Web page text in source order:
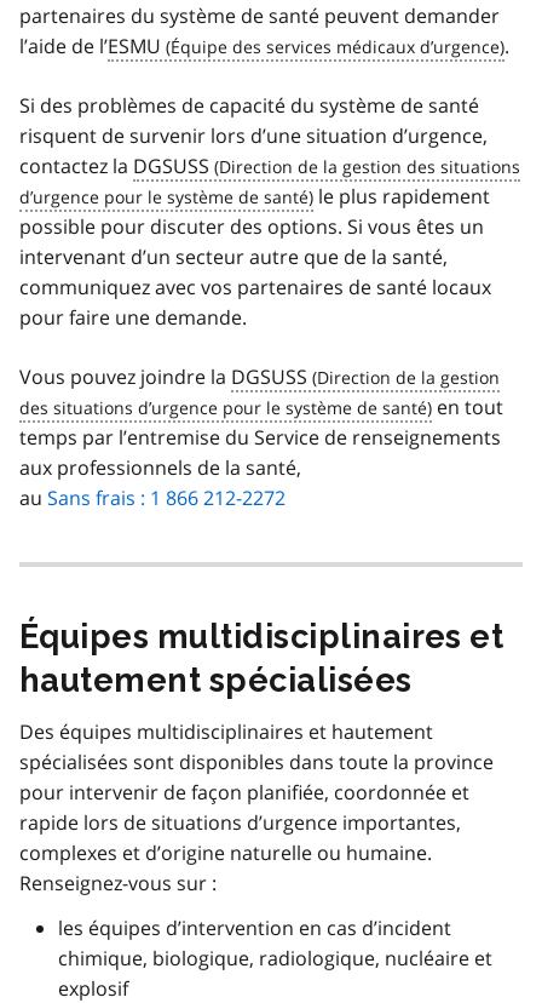
partenaires du système de santé peuvent demander
l’aide de l’ESMU ​.
Si des problèmes de capacité du système de santé
risquent de survenir lors d’une situation d’urgence,
contactez la DGSUSS
le plus rapidement
possible pour discuter des options. Si vous êtes un
intervenant d’un secteur autre que de la santé,
communiquez avec vos partenaires de santé locaux
pour faire une demande.
Vous pouvez joindre la DGSUSS
en tout
temps par l’entremise du Service de renseignements
aux professionnels de la santé,
au Sans frais : 1 866 212-2272
Équipes multidisciplinaires et
hautement spécialisées
Des équipes multidisciplinaires et hautement
spécialisées sont disponibles dans toute la province
pour intervenir de façon planifiée, coordonnée et
rapide lors de situations d’urgence importantes,
complexes et d’origine naturelle ou humaine.
Renseignez-vous sur :
les équipes d’intervention en cas d’incident
chimique, biologique, radiologique, nucléaire et
explosif